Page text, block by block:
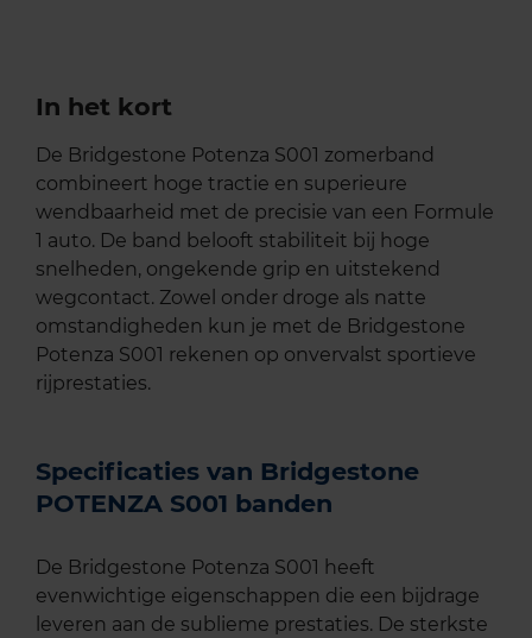
In het kort
De Bridgestone Potenza S001 zomerband
combineert hoge tractie en superieure
wendbaarheid met de precisie van een Formule
1 auto. De band belooft stabiliteit bij hoge
snelheden, ongekende grip en uitstekend
wegcontact. Zowel onder droge als natte
omstandigheden kun je met de Bridgestone
Potenza S001 rekenen op onvervalst sportieve
rijprestaties.
Specificaties van Bridgestone
POTENZA S001 banden
De Bridgestone Potenza S001 heeft
evenwichtige eigenschappen die een bijdrage
leveren aan de sublieme prestaties. De sterkste